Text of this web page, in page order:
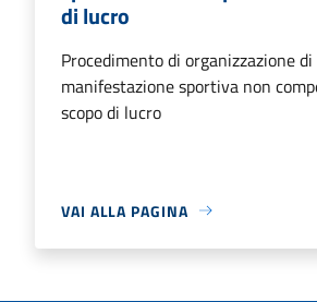
di lucro
Procedimento di organizzazione di
manifestazione sportiva non
scopo di lucro
VAI ALLA PAGINA